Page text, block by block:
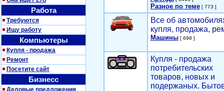
Работа
Требуются
Ищу работу
Компьютеры
Купля - продажа
Ремонт
Посетите сайт
Бизнесс
Деловые предложения
Разное по теме[ 773 ]
Все об
купля, продажа,
Машины[ 698 ]
Купля - продажа
потребительских
товаров, новых и
подержаных.